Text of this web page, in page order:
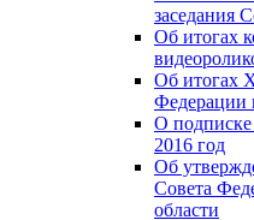
заседания
Об итогах
Об итогах
Федерации
О подписке
2016 год
Об
Совета
области